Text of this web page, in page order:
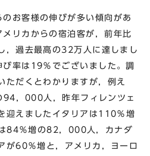
お客様の伸びが多い傾向があ
リカからの宿泊客が，前年比
，過去最高の32万人に達しまし
率は19％でございました。調
だくとわかりますが，例え
，000人，昨年フィレンツェ
迎えましたイタリアは110％増
84％増の82，000人，カナダ
が60％増と，アメリカ，ヨーロ